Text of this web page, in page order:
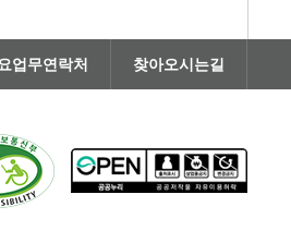
업무연락처 찾아오시는길